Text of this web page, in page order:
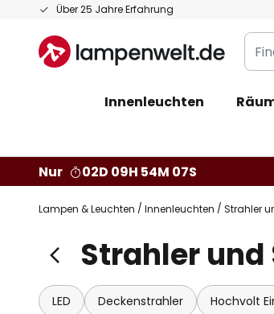
Über 25 Jahre Erfahrung
Zum
springen
Sie
Innenleuchten
Nur
02D 09H 54M 06S
Lampen & Leuchten Innenleuchten Strahler
Strahler und
LED Deckenstrahler Hochvolt